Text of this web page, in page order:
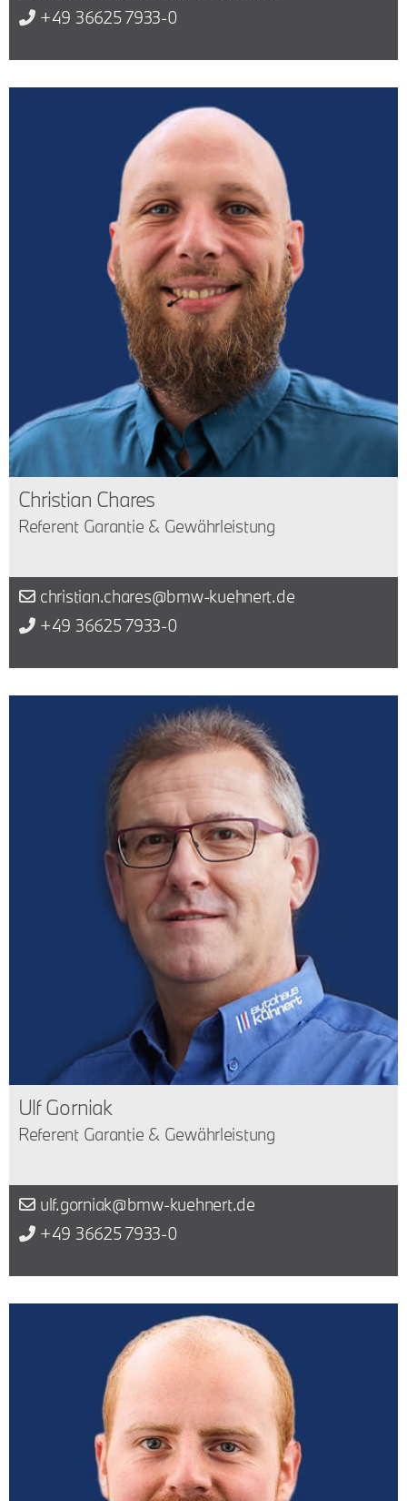
+49 36625 7933-0
Christian Chares
Referent Garantie & Gewährleistung
christian.chares@bmw-kuehnert.de
+49 36625 7933-0
Ulf Gorniak
Referent Garantie & Gewährleistung
ulf.gorniak@bmw-kuehnert.de
+49 36625 7933-0